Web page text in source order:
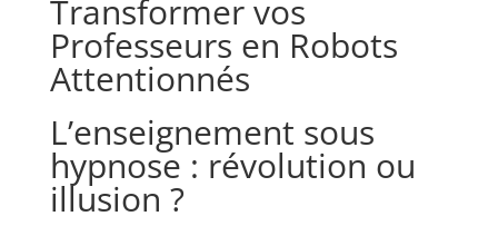
Transformer vos
Professeurs en Robots
Attentionnés
L’enseignement sous
hypnose : révolution ou
illusion ?